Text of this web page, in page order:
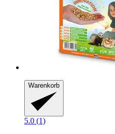
Warenkorb
5.0 (1)